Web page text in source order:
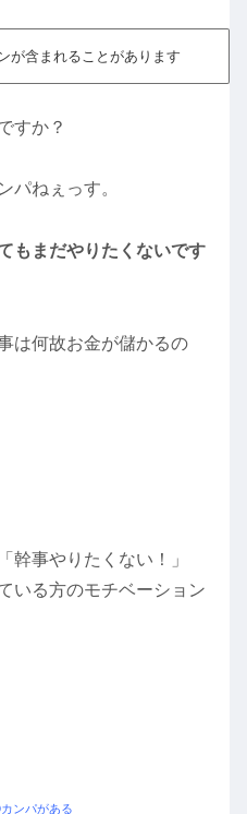
が含まれることがあります
すか？
パねぇっす。
もまだやりたくないです
は何故お金が儲かるの
幹事やりたくない！」
いる方のモチベーション
ンパがある